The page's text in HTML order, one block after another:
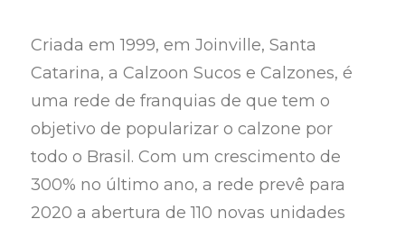
Criada em 1999, em Joinville, Santa
Catarina, a Calzoon Sucos e Calzones, é
uma rede de franquias de que tem o
objetivo de popularizar o calzone por
todo o Brasil. Com um crescimento de
300% no último ano, a rede prevê para
2020 a abertura de 110 novas unidades